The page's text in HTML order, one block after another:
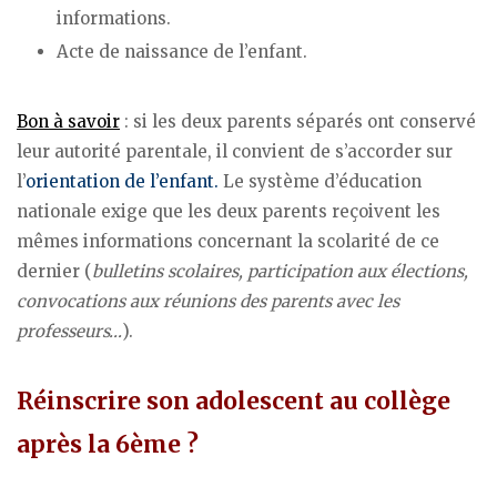
informations.
Acte de naissance de l’enfant.
Bon à savoir : si les deux parents séparés ont conservé
leur autorité parentale, il convient de s’accorder sur
l’orientation de l’enfant. Le système d’éducation
nationale exige que les deux parents reçoivent les
mêmes informations concernant la scolarité de ce
dernier (bulletins scolaires, participation aux élections,
convocations aux réunions des parents avec les
professeurs…).
Réinscrire son adolescent au collège
après la 6ème ?